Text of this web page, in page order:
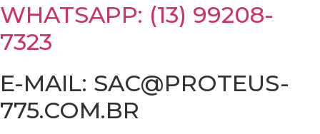
WHATSAPP: (13) 99208-
7323
E-MAIL: SAC@PROTEUS-
775.COM.BR